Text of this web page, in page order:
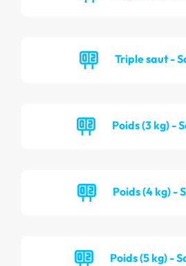
Triple saut -
Poids (3 kg) -
Poids (4 kg) -
Poids (5 kg) -